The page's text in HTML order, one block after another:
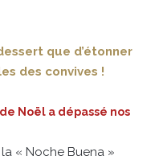
que d’étonner
des convives !
Noël a dépassé nos
« Noche Buena »